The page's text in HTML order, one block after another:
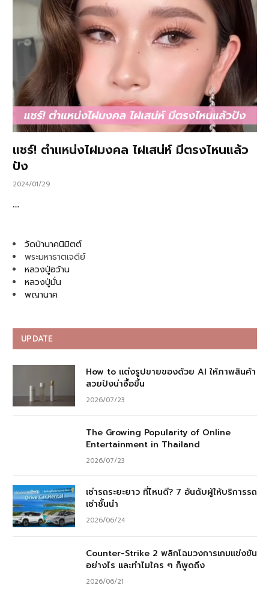
แชร์! ตำแหน่งไฝมงคล ไฝเสน่ห์ มีตรงไหนแล้ว
ปัง
2024/01/29
…
วัดป่านาคนิมิตต์
พระมหาธาตเจดีย์
หลวงปู่อว้าน
หลวงปู่มั่น
พญานาค
UPDATE
How to แต่งรูปขายของด้วย AI ให้ภาพสินค้า
สวยปังน่าซื้อขึ้น
2026/07/23
The Growing Popularity of Online
Entertainment in Thailand
2026/07/23
เช่ารถระยะยาว ที่ไหนดี? 7 อันดับผู้ให้บริการรถ
เช่าชั้นนำ
2026/06/24
Counter-Strike 2 พลิกโฉมวงการเกมแข่งขัน
อย่างไร และทำไมใคร ๆ ก็พูดถึง
2026/06/21